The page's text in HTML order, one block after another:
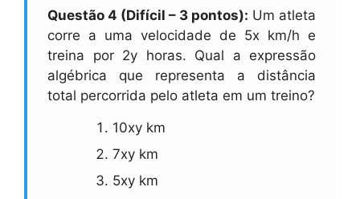
Questão 4 (Difícil – 3 pontos): Um atleta
corre a uma velocidade de 5x km/h e
treina por 2y horas. Qual a expressão
algébrica que representa a distância
total percorrida pelo atleta em um treino?
10xy km
7xy km
5xy km